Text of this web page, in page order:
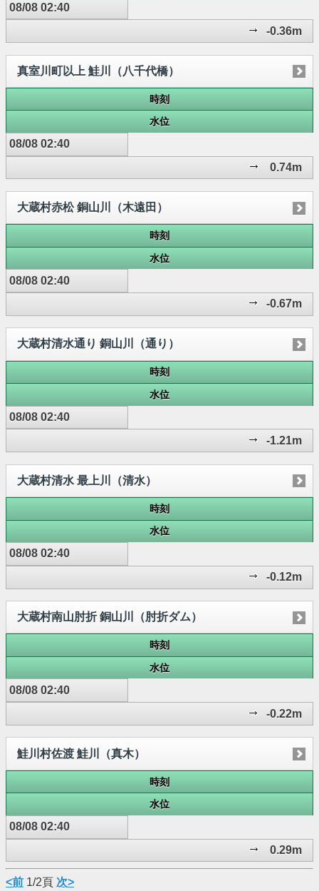
08/08 02:40
-0.36m
真室川町以上 鮭川（八千代橋）
時刻
水位
08/08 02:40
0.74m
大蔵村赤松 銅山川（木遠田）
時刻
水位
08/08 02:40
-0.67m
大蔵村清水通り 銅山川（通り）
時刻
水位
08/08 02:40
-1.21m
大蔵村清水 最上川（清水）
時刻
水位
08/08 02:40
-0.12m
大蔵村南山肘折 銅山川（肘折ダム）
時刻
水位
08/08 02:40
-0.22m
鮭川村佐渡 鮭川（真木）
時刻
水位
08/08 02:40
0.29m
<前 1/2頁 次>